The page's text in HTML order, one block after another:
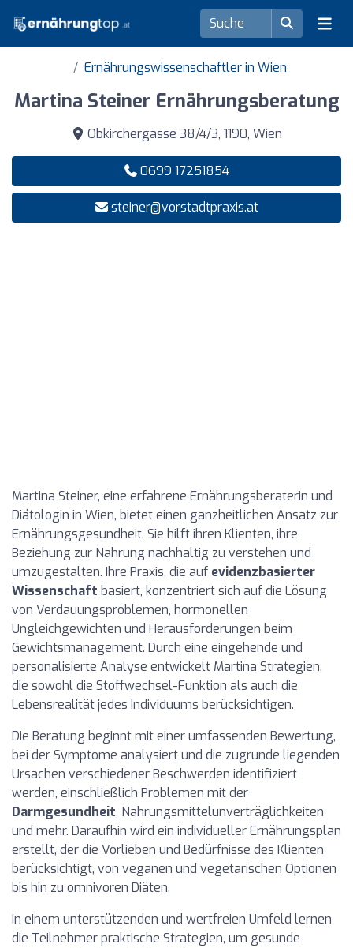
Ernährungswissenschaftler in Wien
Martina Steiner Ernährungsberatung
Obkirchergasse 38/4/3, 1190, Wien
0699 17251854
steiner@vorstadtpraxis.at
Martina Steiner, eine erfahrene Ernährungsberaterin und
Diätologin in Wien, bietet einen ganzheitlichen Ansatz zur
Ernährungsgesundheit. Sie hilft ihren Klienten, ihre
Beziehung zur Nahrung nachhaltig zu verstehen und
umzugestalten. Ihre Praxis, die auf evidenzbasierter
Wissenschaft basiert, konzentriert sich auf die Lösung
von Verdauungsproblemen, hormonellen
Ungleichgewichten und Herausforderungen beim
Gewichtsmanagement. Durch eine eingehende und
personalisierte Analyse entwickelt Martina Strategien,
die sowohl die Stoffwechsel-Funktion als auch die
Lebensrealität jedes Individuums berücksichtigen.
Die Beratung beginnt mit einer umfassenden Bewertung,
bei der Symptome analysiert und die zugrunde liegenden
Ursachen verschiedener Beschwerden identifiziert
werden, einschließlich Problemen mit der
Darmgesundheit, Nahrungsmittelunverträglichkeiten
und mehr. Daraufhin wird ein individueller Ernährungsplan
erstellt, der die Vorlieben und Bedürfnisse des Klienten
berücksichtigt, von veganen und vegetarischen Optionen
bis hin zu omnivoren Diäten.
In einem unterstützenden und wertfreien Umfeld lernen
die Teilnehmer praktische Strategien, um gesunde